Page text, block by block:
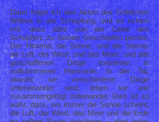
Dann folgte ich den Akten des Göttlichen
Willens in der Schöpfung, und es schien
mir, dass alles von der Liebe des
Schöpfers zu Seinen Geschöpfen pochte.
Der Himmel, die Sonne, und die Sterne;
die Luft, der Wind, und das Meer; und alle
geschaffenen Dinge existieren in
vollkommener Harmonie. In der Tat,
obwohl sie verschiedene Dinge
untereinander sind, leben sie wie
zusammengefügt miteinander. Dies ist so
wahr, dass, wo immer die Sonne scheint,
die Luft, der Wind, das Meer und die Erde